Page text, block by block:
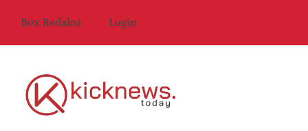
Box Redaksi Login